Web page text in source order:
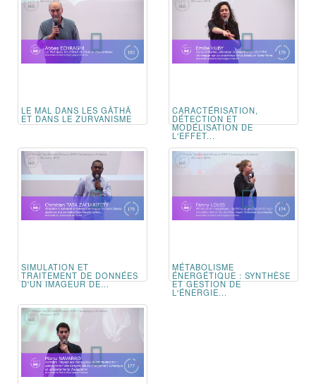
LE MAL DANS LES GÂTHÂ
ET DANS LE ZURVANISME
CARACTÉRISATION,
DÉTECTION ET
MODÉLISATION DE
L'EFFET...
SIMULATION ET
TRAITEMENT DE DONNÉES
D'UN IMAGEUR DE...
MÉTABOLISME
ÉNERGÉTIQUE : SYNTHÈSE
ET GESTION DE
L'ÉNERGIE...